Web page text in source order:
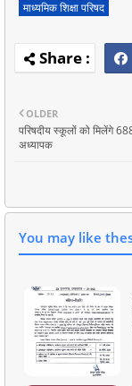
माध्यमिक शिक्षा परिषद
OLDER
परिषदीय स्कूलों को मिलेंगे
अध्यापक
You may like